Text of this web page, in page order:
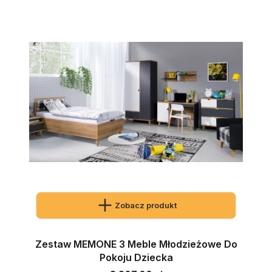
Zobacz produkt
Zestaw MEMONE 3 Meble Młodzieżowe Do
Pokoju Dziecka